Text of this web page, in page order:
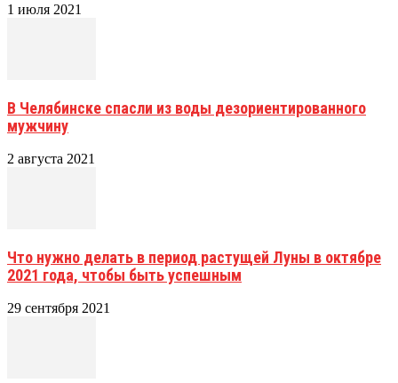
1 июля 2021
В Челябинске спасли из воды дезориентированного
мужчину
2 августа 2021
Что нужно делать в период растущей Луны в октябре
2021 года, чтобы быть успешным
29 сентября 2021